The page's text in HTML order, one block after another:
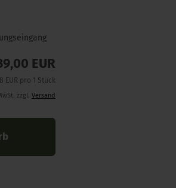
EUR
EUR pro 1 Stück
zzgl. Versand